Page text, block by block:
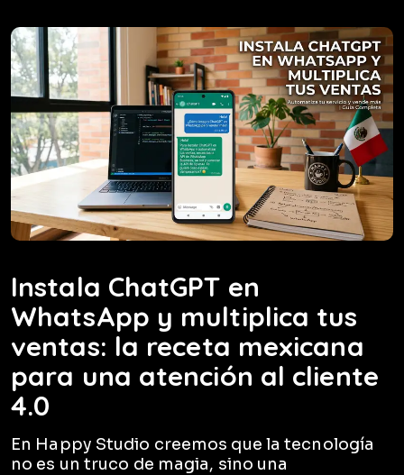
Instala ChatGPT en
WhatsApp y multiplica tus
ventas: la receta mexicana
para una atención al cliente
4.0
En Happy Studio creemos que la tecnología
no es un truco de magia, sino una